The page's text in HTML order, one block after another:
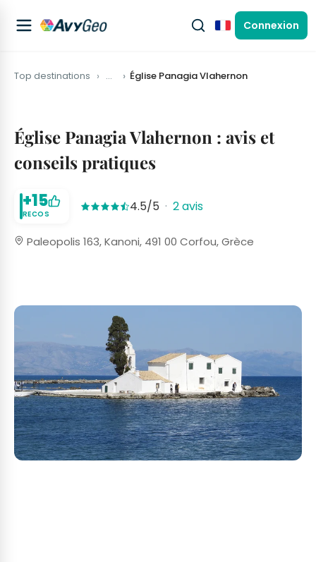
FrançaisConnexion
Top destinations … Église Panagia Vlahernon
Église Panagia Vlahernon : avis et
conseils pratiques
+15
RECOS 4.5/5 · 2 avis
Paleopolis 163, Kanoni, 491 00 Corfou, Grèce